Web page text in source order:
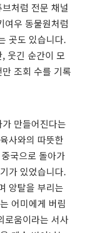
처럼 전문 채널
여우 동물원처럼
곳도 있습니다.
웃긴 순간이 모
조회 수를 기록
만들어진다는
사와의 따뜻한
국으로 돌아가
가 있었습니다.
앙탈을 부리는
어미에게 버림
로움이라는 서사